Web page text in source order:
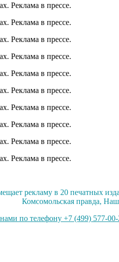
рекламу в 20 печатных
Комсомольская правда,
по телефону +7 (499) 577-